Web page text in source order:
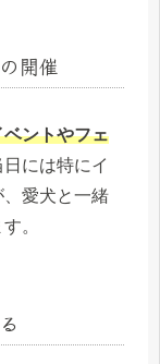
開催
ントやフェ
には特にイ
愛犬と一緒
。